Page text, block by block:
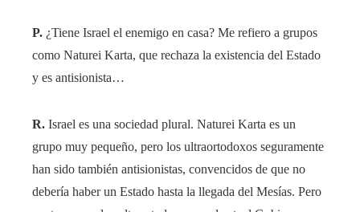
P. ¿Tiene Israel el enemigo en casa? Me refiero a grupos
como Naturei Karta, que rechaza la existencia del Estado
y es antisionista…
R. Israel es una sociedad plural. Naturei Karta es un
grupo muy pequeño, pero los ultraortodoxos seguramente
han sido también antisionistas, convencidos de que no
debería haber un Estado hasta la llegada del Mesías. Pero